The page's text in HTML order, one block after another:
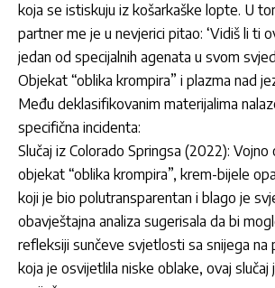
koja se istiskuju iz košarkaške lopte. U
partner me je u nevjerici pitao: ‘Vidiš li ti
jedan od specijalnih agenata u svom
Objekat “oblika krompira” i plazma nad
Među deklasifikovanim materijalima
specifična incidenta:
Slučaj iz Colorado Springsa (2022):
objekat “oblika krompira”, krem-bijele
koji je bio polutransparentan i blago je
obavještajna analiza sugerisala da bi
refleksiji sunčeve svjetlosti sa snijega na
koja je osvijetlila niske oblake, ovaj slučaj